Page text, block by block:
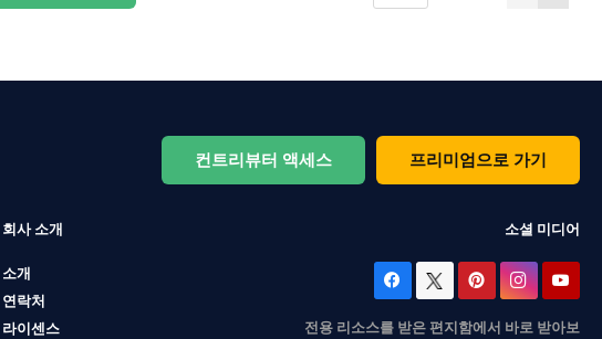
컨트리뷰터 액세스 프리미엄으로 가기
회사 소개
소개
연락처
라이센스
소셜 미디어
전용 리소스를 받은 편지함에서 바로 받아보